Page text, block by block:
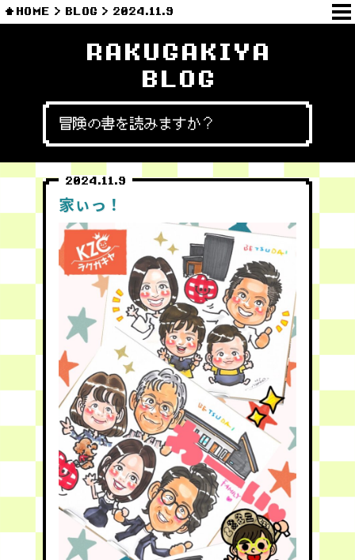
HOME BLOG 2024.11.9
RAKUGAKIYA
BLOG
冒険の書を読みますか？
2024.11.9
家ぃっ！